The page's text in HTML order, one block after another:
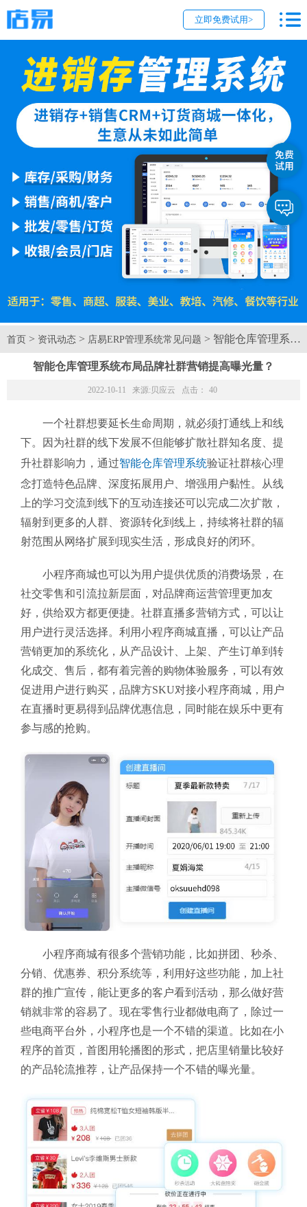
立即免费试用>
首页 > 资讯动态 > 店易ERP管理系统常见问题 > 智能仓库管理系统
智能仓库管理系统布局品牌社群营销提高曝光量？
2022-10-11 来源: 贝应云 点击： 40
一个社群想要延长生命周期，就必须打通线上和线
下。因为社群的线下发展不但能够扩散社群知名度、提
升社群影响力，通过智能仓库管理系统验证社群核心理
念打造特色品牌、深度拓展用户、增强用户黏性。从线
上的学习交流到线下的互动连接还可以完成二次扩散，
辐射到更多的人群、资源转化到线上，持续将社群的辐
射范围从网络扩展到现实生活，形成良好的闭环。
小程序商城也可以为用户提供优质的消费场景，在
社交零售和引流拉新层面，对品牌商运营管理更加友
好，供给双方都更便捷。社群直播多营销方式，可以让
用户进行灵活选择。利用小程序商城直播，可以让产品
营销更加的系统化，从产品设计、上架、产生订单到转
化成交、售后，都有着完善的购物体验服务，可以有效
促进用户进行购买，品牌方SKU对接小程序商城，用户
在直播时更易得到品牌优惠信息，同时能在娱乐中更有
参与感的抢购。
小程序商城有很多个营销功能，比如拼团、秒杀、
分销、优惠券、积分系统等，利用好这些功能，加上社
群的推广宣传，能让更多的客户看到活动，那么做好营
销就非常的容易了。现在零售行业都做电商了，除过一
些电商平台外，小程序也是一个不错的渠道。比如在小
程序的首页，首图用轮播图的形式，把店里销量比较好
的产品轮流推荐，让产品保持一个不错的曝光量。